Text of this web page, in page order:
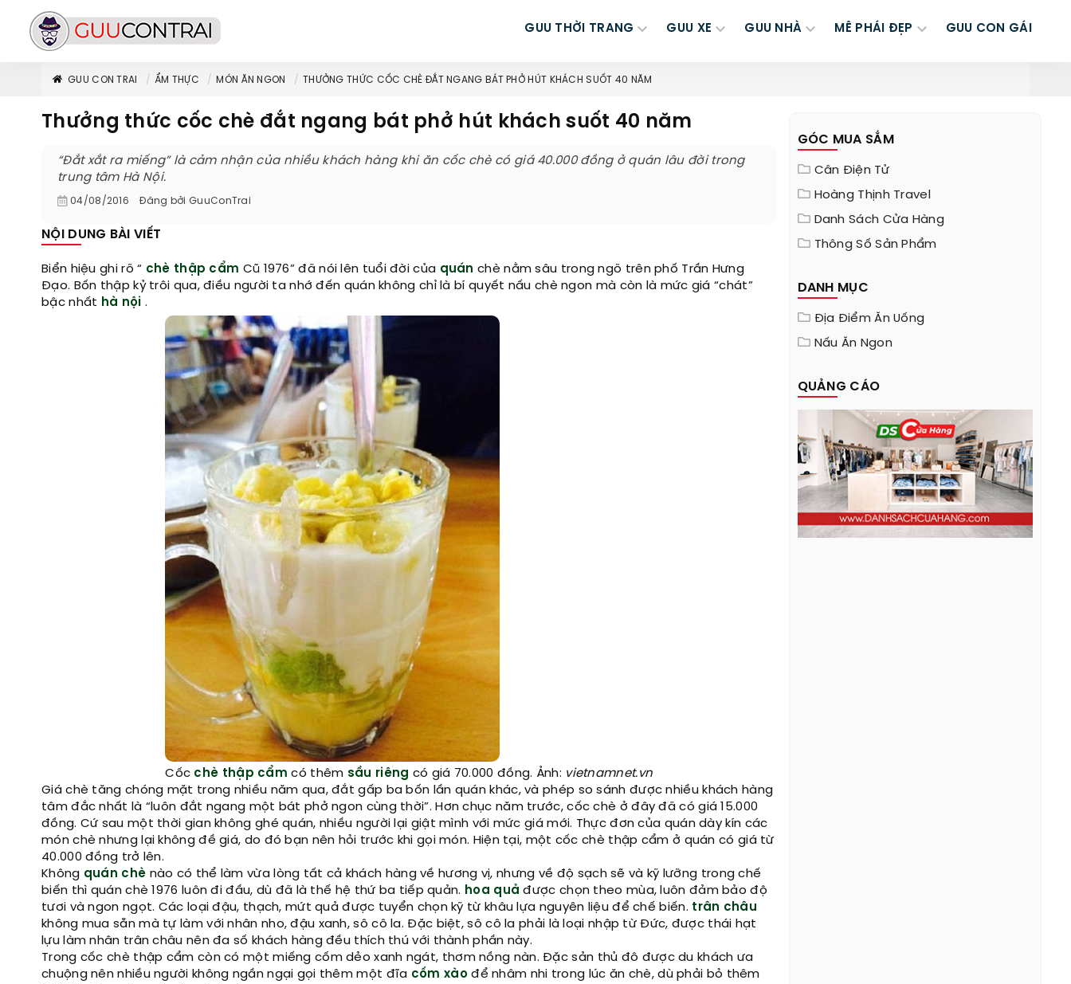
GUU THỜI TRANG GUU XE GUU NHÀ MÊ PHÁI ĐẸP GUU CON GÁI
GUU CON TRAI ẨM THỰC MÓN ĂN NGON THƯỞNG THỨC CỐC CHÈ ĐẮT NGANG BÁT PHỞ HÚT KHÁCH SUỐT 40 NĂM
Thưởng thức cốc chè đắt ngang bát phở hút khách suốt 40 năm
“Đắt xắt ra miếng” là cảm nhận của nhiều khách hàng khi ăn cốc chè có giá 40.000 đồng ở quán lâu đời trong
trung tâm Hà Nội.
04/08/2016 Đăng bởi GuuConTrai
NỘI DUNG BÀI VIẾT
Biển hiệu ghi rõ “ chè thập cẩm Cũ 1976” đã nói lên tuổi đời của quán chè nằm sâu trong ngõ trên phố Trần Hưng
Đạo. Bốn thập kỷ trôi qua, điều người ta nhớ đến quán không chỉ là bí quyết nấu chè ngon mà còn là mức giá “chát”
bậc nhất hà nội .
Cốc chè thập cẩm có thêm sầu riêng có giá 70.000 đồng. Ảnh: vietnamnet.vn
Giá chè tăng chóng mặt trong nhiều năm qua, đắt gấp ba bốn lần quán khác, và phép so sánh được nhiều khách hàng
tâm đắc nhất là “luôn đắt ngang một bát phở ngon cùng thời”. Hơn chục năm trước, cốc chè ở đây đã có giá 15.000
đồng. Cứ sau một thời gian không ghé quán, nhiều người lại giật mình với mức giá mới. Thực đơn của quán dày kín các
món chè nhưng lại không đề giá, do đó bạn nên hỏi trước khi gọi món. Hiện tại, một cốc chè thập cẩm ở quán có giá từ
40.000 đồng trở lên.
Không quán chè nào có thể làm vừa lòng tất cả khách hàng về hương vị, nhưng về độ sạch sẽ và kỹ lưỡng trong chế
biến thì quán chè 1976 luôn đi đầu, dù đã là thế hệ thứ ba tiếp quản. hoa quả được chọn theo mùa, luôn đảm bảo độ
tươi và ngon ngọt. Các loại đậu, thạch, mứt quả được tuyển chọn kỹ từ khâu lựa nguyên liệu để chế biến. trân châu
không mua sẵn mà tự làm với nhân nho, đậu xanh, sô cô la. Đặc biệt, sô cô la phải là loại nhập từ Đức, được thái hạt
lựu làm nhân trân châu nên đa số khách hàng đều thích thú với thành phần này.
Trong cốc chè thập cẩm còn có một miếng cốm dẻo xanh ngát, thơm nồng nàn. Đặc sản thủ đô được du khách ưa
chuộng nên nhiều người không ngần ngại gọi thêm một đĩa cốm xàođể nhâm nhi trong lúc ăn chè, dù phải bỏ thêm
GÓC MUA SẮM
Cân Điện Tử
Hoàng Thịnh Travel
Danh Sách Cửa Hàng
Thông Số Sản Phẩm
DANH MỤC
Địa Điểm Ăn Uống
Nấu Ăn Ngon
QUẢNG CÁO